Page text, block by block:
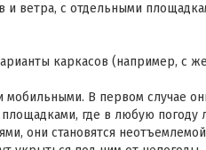
ветра, с отдельными
каркасов (например, с
В первом случае
где в любую погоду
они становятся